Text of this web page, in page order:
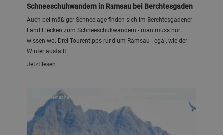
Schneeschuhwandern in Ramsau bei Berchtesgaden
Auch bei mäßiger Schneelage finden sich im Berchtesgadener
Land Flecken zum Schneeschuhwandern - man muss nur
wissen wo. Drei Tourentipps rund um Ramsau - egal, wie der
Winter ausfällt.
Jetzt lesen
Renate Steinacher und Christoph Werntgen